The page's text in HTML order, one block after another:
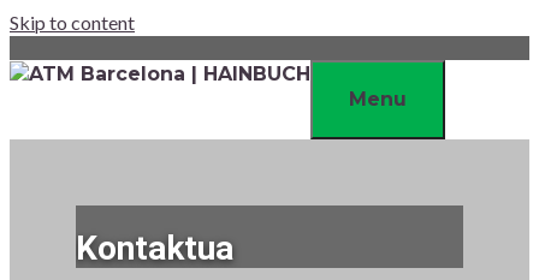
Skip to content
Menu
Kontaktua